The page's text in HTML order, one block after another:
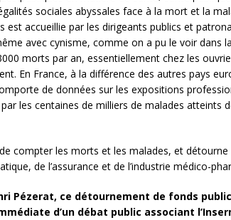
sociales abyssales face à la mort et la
est accueillie par les dirigeants publics et
avec cynisme, comme on a pu le voir dans
morts par an, essentiellement chez les
En France, à la différence des autres pays
de données sur les expositions
les centaines de milliers de malades atteints
compter les morts et les malades, et détourne
de l’assurance et de l’industrie médico-
Pézerat, ce détournement de fonds
d’un débat public associant